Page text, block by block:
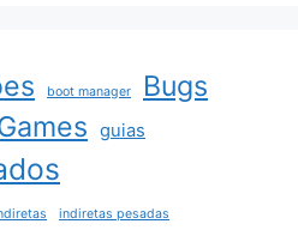
boot manager
Bugs
guias
indiretas pesadas